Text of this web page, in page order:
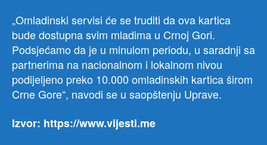
„Omladinski servisi će se truditi da ova kartica
bude dostupna svim mladima u Crnoj Gori.
Podsjećamo da je u minulom periodu, u saradnji sa
partnerima na nacionalnom i lokalnom nivou
podijeljeno preko 10.000 omladinskih kartica širom
Crne Gore“, navodi se u saopštenju Uprave.
Izvor: https://www.vijesti.me